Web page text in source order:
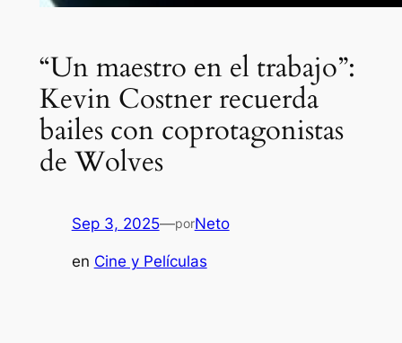
“Un maestro en el trabajo”:
Kevin Costner recuerda
bailes con coprotagonistas
de Wolves
Sep 3, 2025—porNeto
en Cine y Películas